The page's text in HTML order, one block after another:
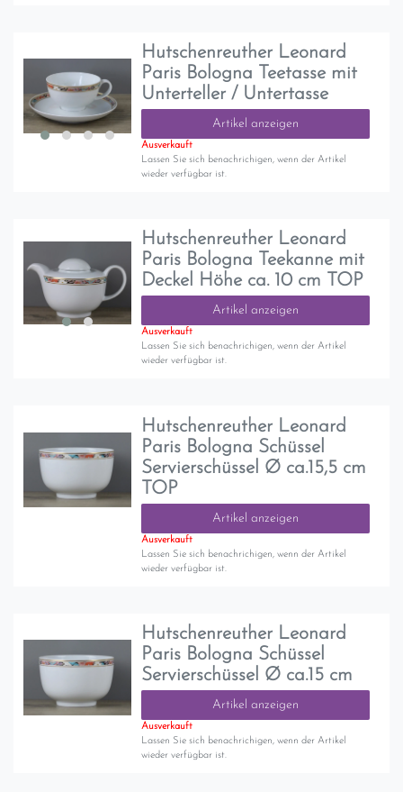
Hutschenreuther Leonard
Paris Bologna Teetasse mit
Unterteller / Untertasse
Artikel anzeigen
Ausverkauft
Lassen Sie sich benachrichigen, wenn der Artikel
wieder verfügbar ist.
Hutschenreuther Leonard
Paris Bologna Teekanne mit
Deckel Höhe ca. 10 cm TOP
Artikel anzeigen
Ausverkauft
Lassen Sie sich benachrichigen, wenn der Artikel
wieder verfügbar ist.
Hutschenreuther Leonard
Paris Bologna Schüssel
Servierschüssel Ø ca.15,5 cm
TOP
Artikel anzeigen
Ausverkauft
Lassen Sie sich benachrichigen, wenn der Artikel
wieder verfügbar ist.
Hutschenreuther Leonard
Paris Bologna Schüssel
Servierschüssel Ø ca.15 cm
Artikel anzeigen
Ausverkauft
Lassen Sie sich benachrichigen, wenn der Artikel
wieder verfügbar ist.